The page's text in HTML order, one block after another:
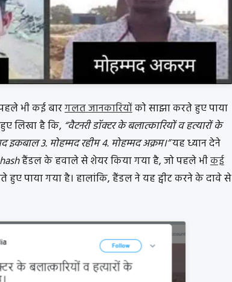
भी कई बारगलत जानकारियोंको साझा करते हुए पाया
लिखा है कि, “वैटनरी डॉक्टर के बलात्कारियों व हत्यारों के
इकबाल 3. मोहम्मद रहीम 4. मोहम्मद अक्रम।”यह ध्यान देने
हैंडल के हवाले से शेयर किया गया है, जो पहले भीकई
पाया गया है। हालांकि, हैंडल ने यह ट्वीट करने के दावे से